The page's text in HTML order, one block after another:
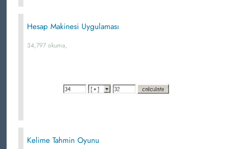
Hesap Makinesi Uygulaması
34,797 okuma,
Kelime Tahmin Oyunu